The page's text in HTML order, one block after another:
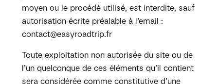
moyen ou le procédé utilisé, est interdite, sauf
autorisation écrite préalable à l’email :
contact@easyroadtrip.fr
Toute exploitation non autorisée du site ou de
l’un quelconque de ces éléments qu’il contient
sera considérée comme constitutive d’une